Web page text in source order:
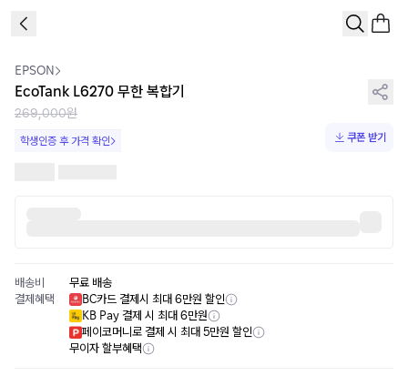
EPSON
EcoTank L6270 무한 복합기
269,000원
학생인증 후 가격 확인 쿠폰 받기
배송비
무료 배송
결제혜택
BC카드 결제시 최대 6만원 할인
KB Pay 결제 시 최대 6만원
페이코머니로 결제 시 최대 5만원 할인
무이자 할부혜택